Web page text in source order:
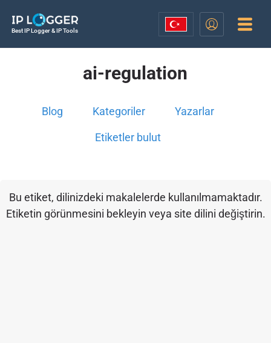
Best IP Logger & IP Tools
ai-regulation
Blog Kategoriler Yazarlar
Etiketler bulut